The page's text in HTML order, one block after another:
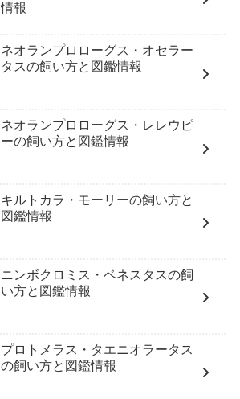
情報
ネオランプロローグス・オセラー
タスの飼い方と図鑑情報
ネオランプロローグス・レレウピ
ーの飼い方と図鑑情報
キルトカラ・モーリーの飼い方と
図鑑情報
ニンボクロミス・ベネスタスの飼
い方と図鑑情報
プロトメラス・タエニオラータス
の飼い方と図鑑情報